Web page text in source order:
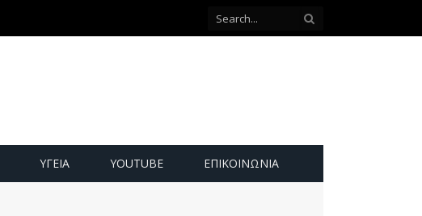
ΥΓΕΙΑ YOUTUBE ΕΠΙΚΟΙΝΩΝΊΑ